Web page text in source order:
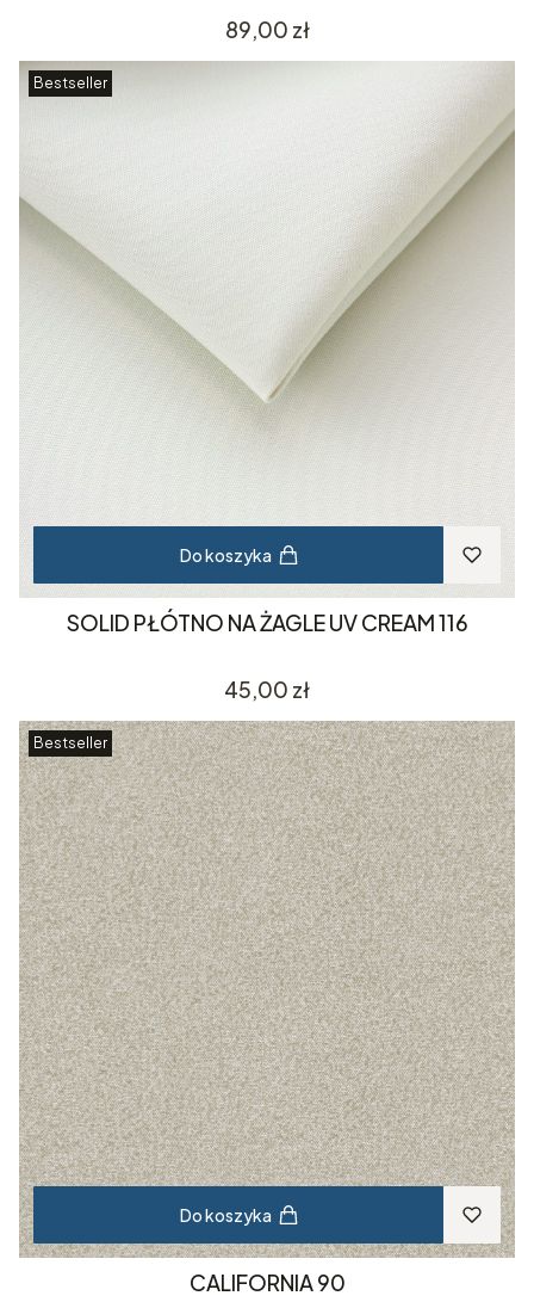
Cena
89,00 zł
Bestseller
Do koszyka
SOLID PŁÓTNO NA ŻAGLE UV CREAM 116
Cena
45,00 zł
Bestseller
Do koszyka
CALIFORNIA 90